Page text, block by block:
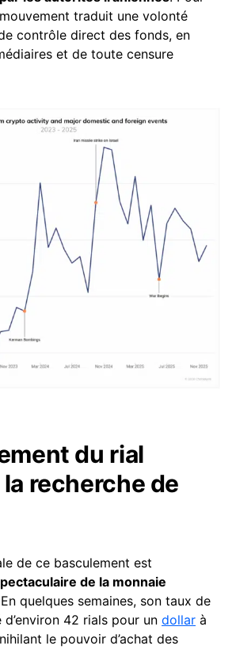
traduit une volonté
contrôle direct des fonds, en
et de toute censure
du rial
recherche de
de ce basculement est
de la monnaie
quelques semaines, son taux de
42 rials pour un dollar à
le pouvoir d’achat des